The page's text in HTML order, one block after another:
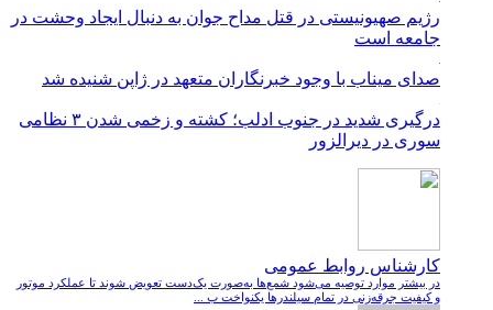
رژیم صهیونیستی در قتل مداح جوان به دنبال ایجاد وحشت در
جامعه است
صدای میناب با وجود خبرنگاران متعهد در ژاپن شنیده شد
درگیری شدید در جنوب ادلب؛ کشته و زخمی شدن ۳ نظامی
سوری در دیرالزور
کارشناس روابط عمومی
در بیشتر موارد توصیه می‌شود شمع‌ها به‌صورت یک‌دست تعویض شوند تا عملکرد موتور
و کیفیت جرقه‌زنی در تمام سیلندرها یکنواخت ب ...